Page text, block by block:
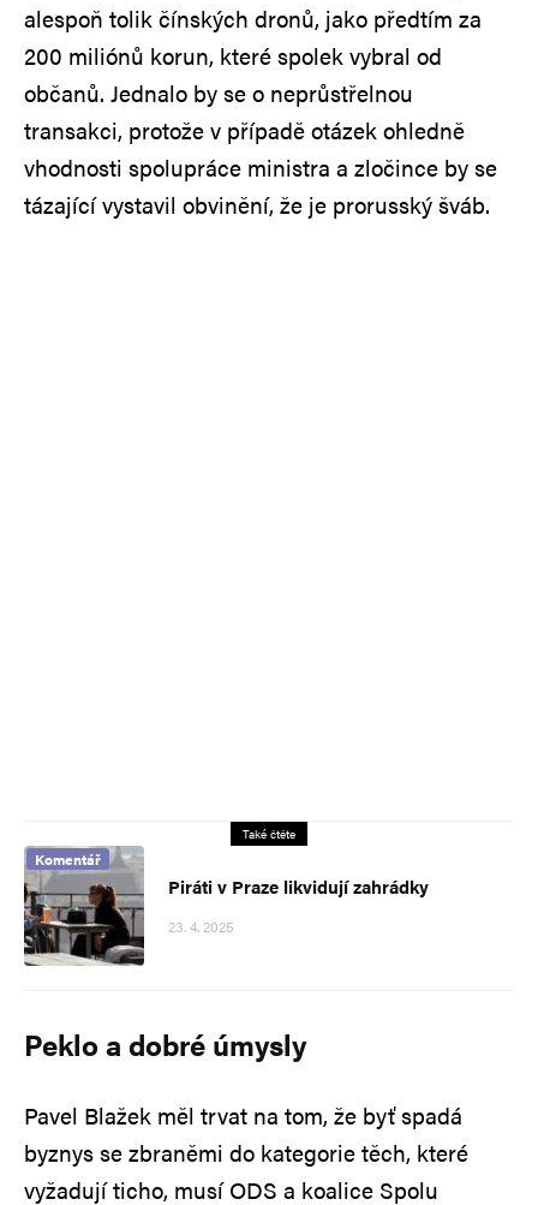
alespoň tolik čínských dronů, jako předtím za
200 miliónů korun, které spolek vybral od
občanů. Jednalo by se o neprůstřelnou
transakci, protože v případě otázek ohledně
vhodnosti spolupráce ministra a zločince by se
tázající vystavil obvinění, že je prorusský šváb.
Také čtěte
Komentář
Piráti v Praze likvidují zahrádky
23. 4. 2025
Peklo a dobré úmysly
Pavel Blažek měl trvat na tom, že byť spadá
byznys se zbraněmi do kategorie těch, které
vyžadují ticho, musí ODS a koalice Spolu